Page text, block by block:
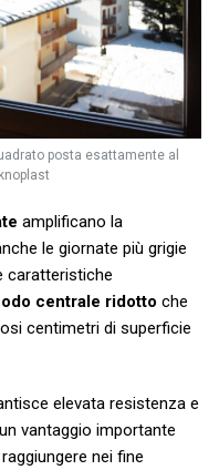
posta esattamente al
amplificano la
le giornate più grigie
caratteristiche
centrale ridotto che
centimetri di superficie
elevata resistenza e
vantaggio importante
nei fine